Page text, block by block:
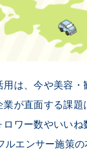
は、今や美容
が直面する課
ワー数やいい
ルエンサー施策